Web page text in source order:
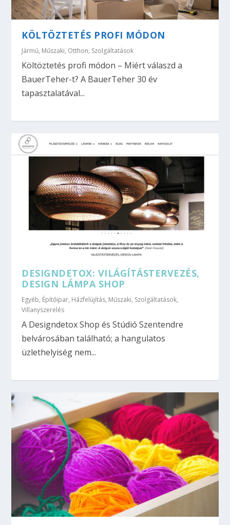
KÖLTÖZTETÉS PROFI MÓDON
Jármű, Műszaki, Otthon, Szolgáltatások
Költöztetés profi módon – Miért válaszd a
BauerTeher-t? A BauerTeher 30 év
tapasztalatával...
DESIGNDETOX: VILÁGÍTÁSTERVEZÉS,
DESIGN LÁMPA SHOP
Egyéb, Építőipar, Házfelújítás, Műszaki, Szolgáltatások,
Villanyszerelés
A Designdetox Shop és Stúdió Szentendre
belvárosában található; a hangulatos
üzlethelyiség nem...